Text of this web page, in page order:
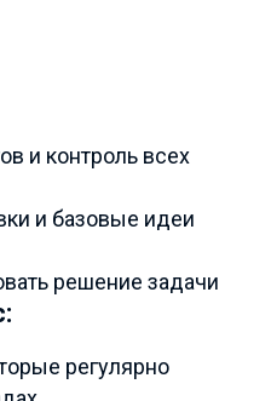
и контроль всех
и базовые идеи
решение задачи
регулярно